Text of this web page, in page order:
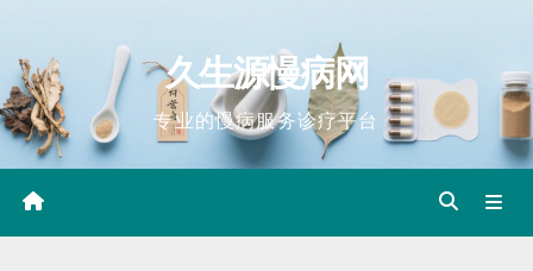
content
久生源慢病网
专业的慢病服务诊疗平台